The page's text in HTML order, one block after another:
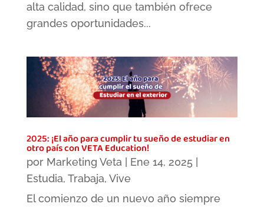
alta calidad, sino que también ofrece
grandes oportunidades...
2025: ¡El año para cumplir tu sueño de estudiar en
otro país con VETA Education!
por Marketing Veta| Ene 14, 2025|
Estudia, Trabaja, Vive
El comienzo de un nuevo año siempre